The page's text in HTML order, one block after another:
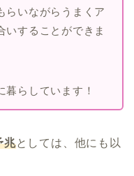
らいながらうまくア
いすることができま
暮らしています！
兆としては、他にも以